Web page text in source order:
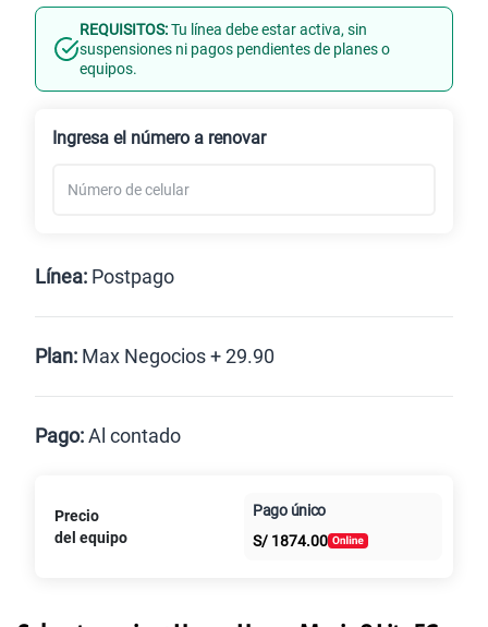
Línea Nueva Portabilidad
REQUISITOS:Tu línea debe estar activa, sin
suspensiones ni pagos pendientes de planes o
equipos.
Ingresa el número a renovar
Línea: Postpago
Postpago
Plan: Max Negocios + 29.90
10GBen alta velocidad
S/
Pago:Al contado
Al contado Cuotas Claro
intereses
Precio
del equipo
Pago único
S/ 1874.00